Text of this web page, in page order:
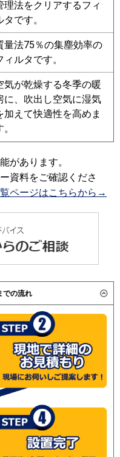
理法をクリアするフィ
タです。
量法75％の集塵効率の
ィルタです。
気が乾燥する冬季の暖
に、吹出し空気に湿気
加えて快適性を高めま
があります。
資料をご確認くださ
ページはこちらから→
での流れ